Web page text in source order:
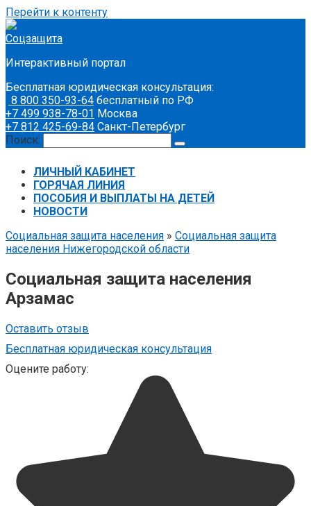
Перейти к контенту
Соцзащита
Интерактивный портал
Бесплатная юридическая консультация:
8 800 350-93-64 бесплатный по РФ
+7 499 938-78-01 Москва
+7 812 425-69-84 Санкт-Петербург
Поиск:
ЛИЧНЫЙ КАБИНЕТ
ГОРЯЧАЯ ЛИНИЯ
ПОСОБИЯ И ВЫПЛАТЫ НА ДЕТЕЙ
НОВОСТИ
Социальная защита населения » Социальная защита
населения Нижегородской области
Социальная защита населения
Арзамас
Оставить отзыв
Бесплатная юридическая консультация
Оцените работу: